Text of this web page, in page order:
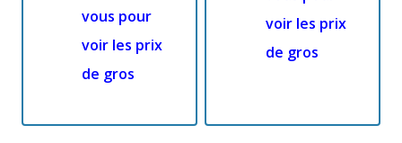
vous pour
voir les prix
de gros
voir les prix
de gros